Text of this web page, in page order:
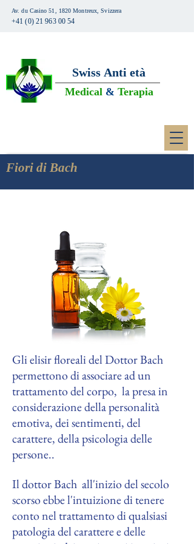
Av. du Casino 51, 1820 Montreux, Svizzera
+41 (0) 21 963 00 54
Swiss Anti età
Medical & Terapia
Fiori di Bach
Gli elisir floreali del Dottor Bach
permettono di associare ad un
trattamento del corpo, la presa in
considerazione della personalità
emotiva, dei sentimenti, del
carattere, della psicologia delle
persone..
Il dottor Bach all'inizio del secolo
scorso ebbe l'intuizione di tenere
conto nel trattamento di qualsiasi
patologia del carattere e delle